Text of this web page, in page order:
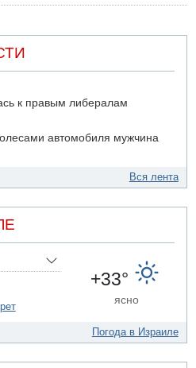
к правым либералам
автомобиля мужчина
ШАС арестован за
насмерть при падении
со скалы в районе пещеры
автомобилей на 1
Вся лента
+33°
ясно
Погода в Израиле